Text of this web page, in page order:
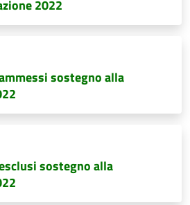
2022
sostegno alla
sostegno alla